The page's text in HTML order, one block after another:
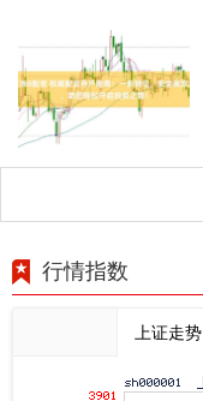
行情指数
上证走势